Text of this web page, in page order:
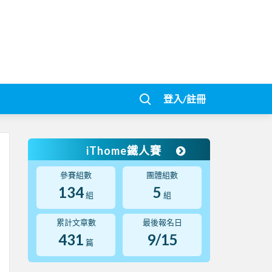
登入/註冊
iThome鐵人賽
參賽組數
134組
團體組數
5 組
累計文章數
431 篇
最後報名日
9/15